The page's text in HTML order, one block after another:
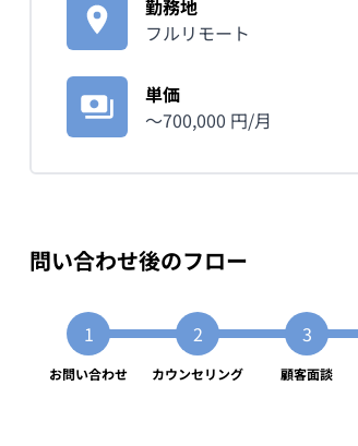
勤務地
フルリモート
単価
〜700,000 円/月
問い合わせ後のフロー
お問い合わせ カウンセリング 顧客面談